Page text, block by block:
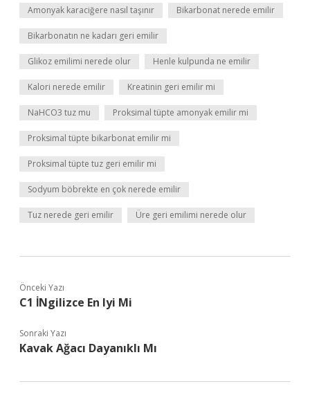
Amonyak karaciğere nasıl taşınır Bikarbonat nerede emilir
Bikarbonatın ne kadarı geri emilir
Glikoz emilimi nerede olur Henle kulpunda ne emilir
Kalori nerede emilir Kreatinin geri emilir mi
NaHCO3 tuz mu Proksimal tüpte amonyak emilir mi
Proksimal tüpte bikarbonat emilir mi
Proksimal tüpte tuz geri emilir mi
Sodyum böbrekte en çok nerede emilir
Tuz nerede geri emilir Üre geri emilimi nerede olur
Önceki Yazı
C1 İNgilizce En Iyi Mi
Sonraki Yazı
Kavak Ağacı Dayanıklı Mı